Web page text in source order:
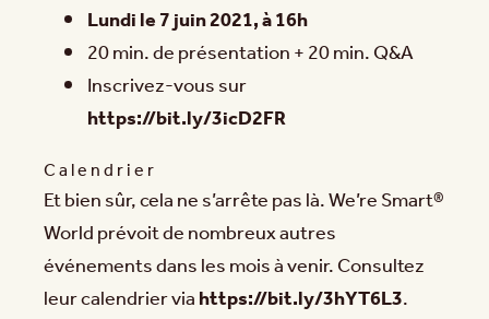
Lundi le 7 juin 2021, à 16h
20 min. de présentation + 20 min. Q&A
Inscrivez-vous sur
https://bit.ly/3icD2FR
Calendrier
Et bien sûr, cela ne s’arrête pas là. We’re Smart®
World prévoit de nombreux autres
événements dans les mois à venir. Consultez
leur calendrier viahttps://bit.ly/3hYT6L3.